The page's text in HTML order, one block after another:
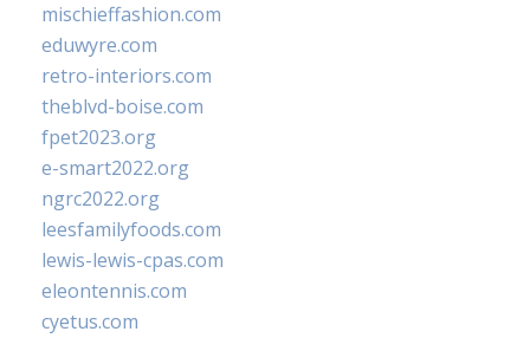
mischieffashion.com
eduwyre.com
retro-interiors.com
theblvd-boise.com
fpet2023.org
e-smart2022.org
ngrc2022.org
leesfamilyfoods.com
lewis-lewis-cpas.com
eleontennis.com
cyetus.com